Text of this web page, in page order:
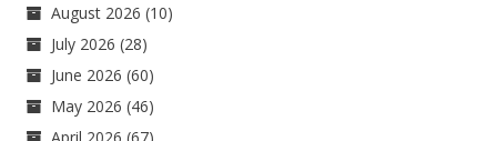
August 2026 (10)
July 2026 (28)
June 2026 (60)
May 2026 (46)
April 2026 (67)